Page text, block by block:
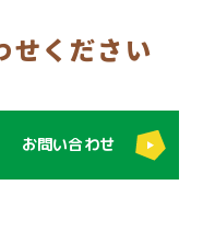
せください
お問い合わせ